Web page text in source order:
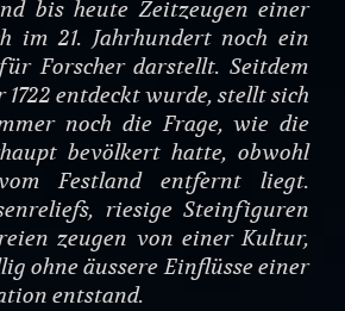
bis heute Zeitzeugen einer
im 21. Jahrhundert noch ein
Forscher darstellt. Seitdem
1722 entdeckt wurde, stellt sich
noch die Frage, wie die
bevölkert hatte, obwohl
Festland entfernt liegt.
riesige Steinfiguren
zeugen von einer Kultur,
ohne äussere Einflüsse einer
entstand.